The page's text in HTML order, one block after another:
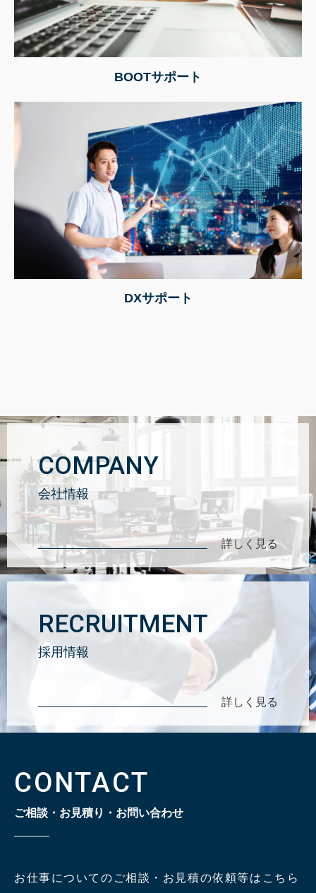
BOOTサポート
DXサポート
COMPANY
会社情報
詳しく見る
RECRUITMENT
採用情報
詳しく見る
CONTACT
ご相談・お見積り・お問い合わせ
お仕事についてのご相談・お見積の依頼等はこちら